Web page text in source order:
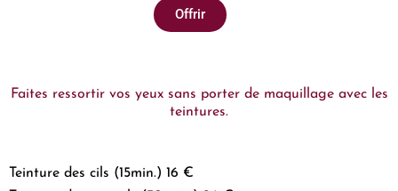
Offrir​
Faites ressortir vos yeux sans porter de maquillage avec les
teintures.
Teinture des cils (15min.) 16 €